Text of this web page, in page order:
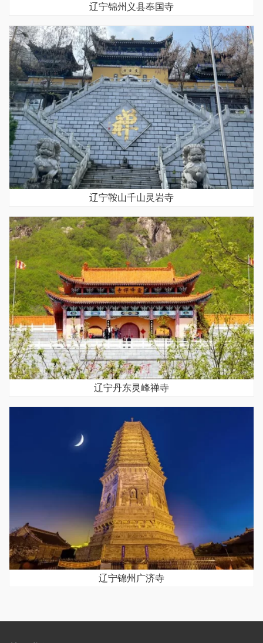
辽宁锦州义县奉国寺
辽宁鞍山千山灵岩寺
辽宁丹东灵峰禅寺
辽宁锦州广济寺